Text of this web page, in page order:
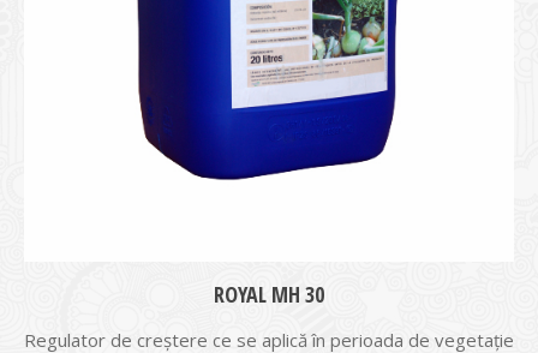
ROYAL MH 30
Regulator de creștere ce se aplică în perioada de vegetație